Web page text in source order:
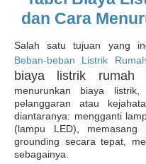
dan Cara
Salah satu tujuan yang
Beban-beban Listrik
biaya listrik rumah
menurunkan biaya
pelanggaran atau
diantaranya: mengganti
(lampu LED), memasang
grounding secara tepat,
sebagainya.